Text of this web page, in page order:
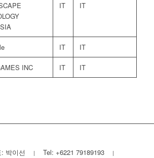
IT IT
IT IT
INC IT IT
박이선 | Tel: +6221 79189193 |